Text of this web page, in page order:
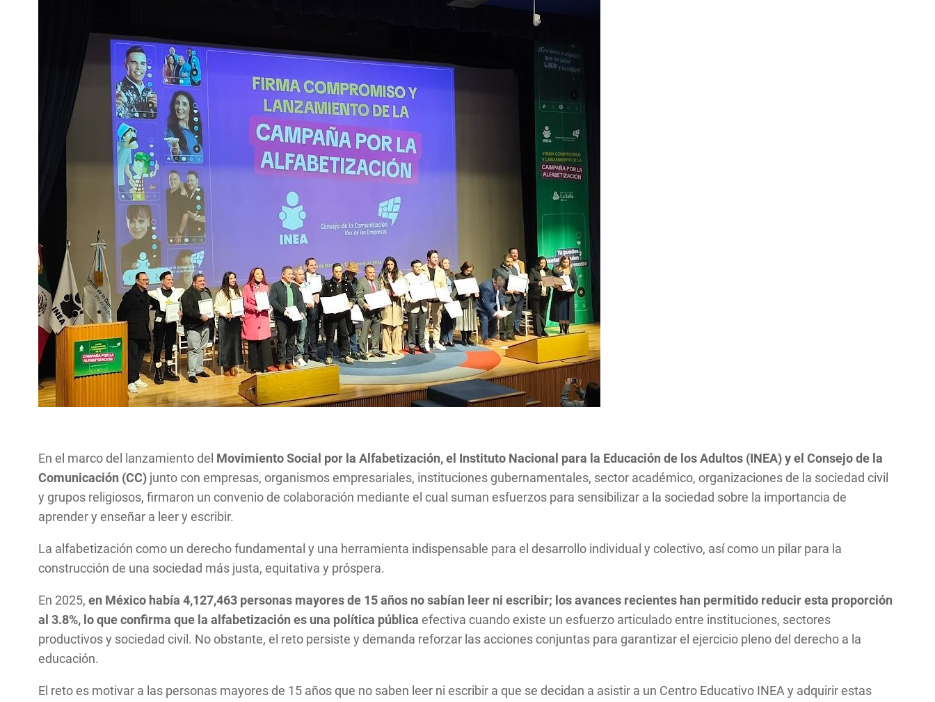
En el marco del lanzamiento del Movimiento Social por la Alfabetización, el Instituto Nacional para la Educación de los Adultos (INEA) y el Consejo de la
Comunicación (CC) junto con empresas, organismos empresariales, instituciones gubernamentales, sector académico, organizaciones de la sociedad civil
y grupos religiosos, firmaron un convenio de colaboración mediante el cual suman esfuerzos para sensibilizar a la sociedad sobre la importancia de
aprender y enseñar a leer y escribir.
La alfabetización como un derecho fundamental y una herramienta indispensable para el desarrollo individual y colectivo, así como un pilar para la
construcción de una sociedad más justa, equitativa y próspera.
En 2025,en México había 4,127,463 personas mayores de 15 años no sabían leer ni escribir; los avances recientes han permitido reducir esta proporción
al 3.8%, lo que confirma que la alfabetización es una política públicaefectiva cuando existe un esfuerzo articulado entre instituciones, sectores
productivos y sociedad civil. No obstante, el reto persiste y demanda reforzar las acciones conjuntas para garantizar el ejercicio pleno del derecho a la
educación.
El reto es motivar a las personas mayores de 15 años que no saben leer ni escribir a que se decidan a asistir a un Centro Educativo INEA y adquirir estas